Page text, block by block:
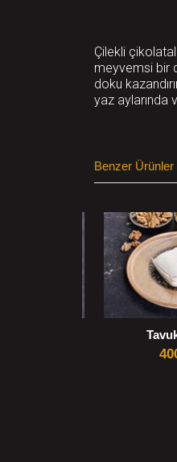
Çilekli
meyvemsi bir
doku
yaz aylarında
Benzer Ürünler